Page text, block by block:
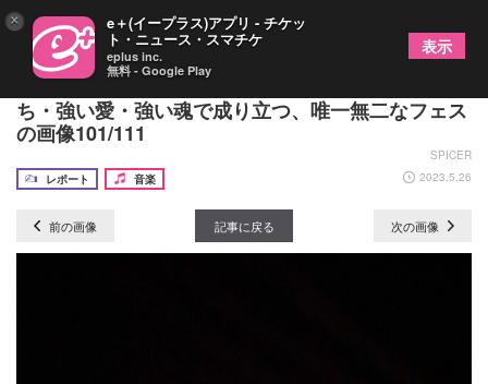
『OTODAMA'23～音泉魂～』2日目ーー強い気持
ち・強い愛・強い魂で成り立つ、唯一無二なフェス
の画像101/111
SPICER
レポート
音楽 2023.5.26
前の画像 記事に戻る 次の画像
× e＋(イープラス)アプリ - チケッ
ト・ニュース・スマチケ
eplus inc.
無料 - Google Play
表示